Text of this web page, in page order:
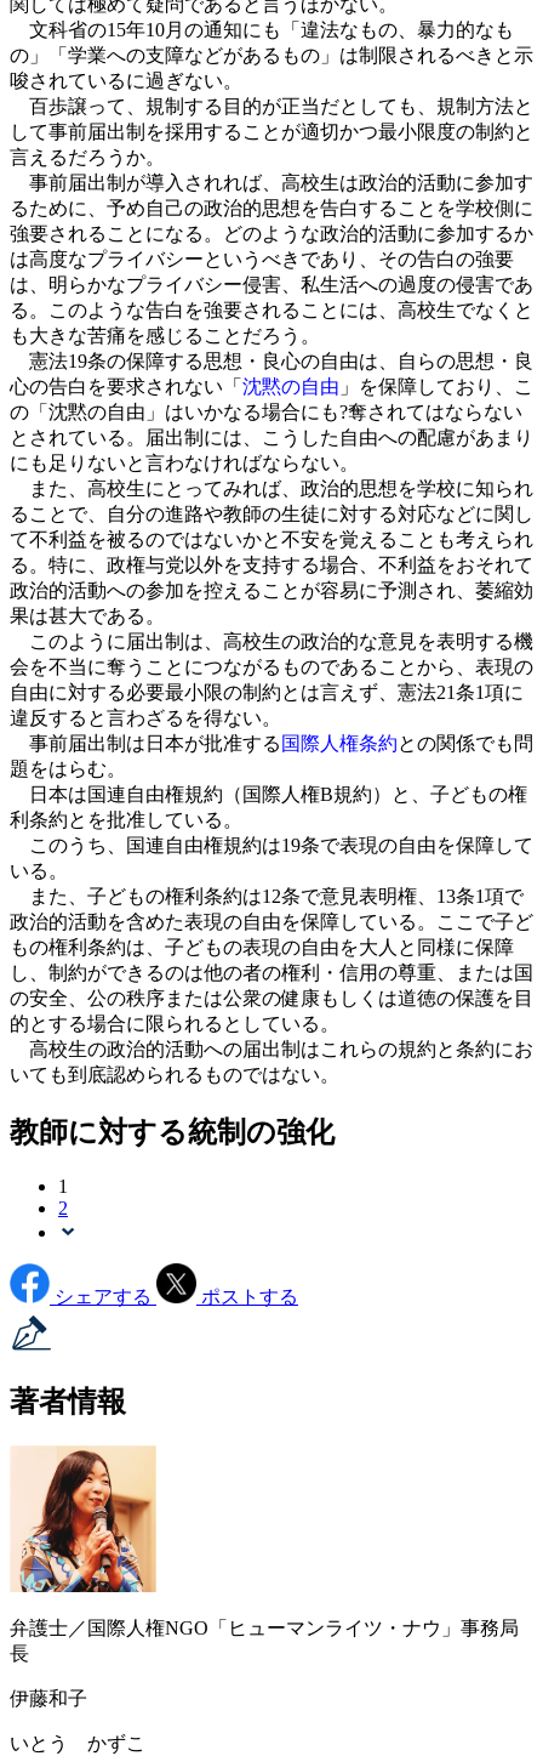
文科省の15年10月の通知にも「違法なもの、暴力的なも
の」「学業への支障などがあるもの」は制限されるべきと示
唆されているに過ぎない。
百歩譲って、規制する目的が正当だとしても、規制方法と
して事前届出制を採用することが適切かつ最小限度の制約と
言えるだろうか。
事前届出制が導入されれば、高校生は政治的活動に参加す
るために、予め自己の政治的思想を告白することを学校側に
強要されることになる。どのような政治的活動に参加するか
は高度なプライバシーというべきであり、その告白の強要
は、明らかなプライバシー侵害、私生活への過度の侵害であ
る。このような告白を強要されることには、高校生でなくと
も大きな苦痛を感じることだろう。
憲法19条の保障する思想・良心の自由は、自らの思想・良
心の告白を要求されない「 沈黙の自由 」を保障しており、こ
の「沈黙の自由」はいかなる場合にも?奪されてはならない
とされている。届出制には、こうした自由への配慮があまり
にも足りないと言わなければならない。
また、高校生にとってみれば、政治的思想を学校に知られ
ることで、自分の進路や教師の生徒に対する対応などに関し
て不利益を被るのではないかと不安を覚えることも考えられ
る。特に、政権与党以外を支持する場合、不利益をおそれて
政治的活動への参加を控えることが容易に予測され、萎縮効
果は甚大である。
このように届出制は、高校生の政治的な意見を表明する機
会を不当に奪うことにつながるものであることから、表現の
自由に対する必要最小限の制約とは言えず、憲法21条1項に
違反すると言わざるを得ない。
事前届出制は日本が批准する 国際人権条約との関係でも問
題をはらむ。
日本は国連自由権規約（国際人権B規約）と、子どもの権
利条約とを批准している。
このうち、国連自由権規約は19条で表現の自由を保障して
いる。
また、子どもの権利条約は12条で意見表明権、13条1項で
政治的活動を含めた表現の自由を保障している。ここで子ど
もの権利条約は、子どもの表現の自由を大人と同様に保障
し、制約ができるのは他の者の権利・信用の尊重、または国
の安全、公の秩序または公衆の健康もしくは道徳の保護を目
的とする場合に限られるとしている。
高校生の政治的活動への届出制はこれらの規約と条約にお
いても到底認められるものではない。
教師に対する統制の強化
1
2
シェアする ポストする
著者情報
弁護士／国際人権NGO「ヒューマンライツ・ナウ」事務局
長
伊藤和子
いとう かずこ